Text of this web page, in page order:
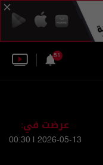
51
عرضت في:
2026-05-13 | 00:30